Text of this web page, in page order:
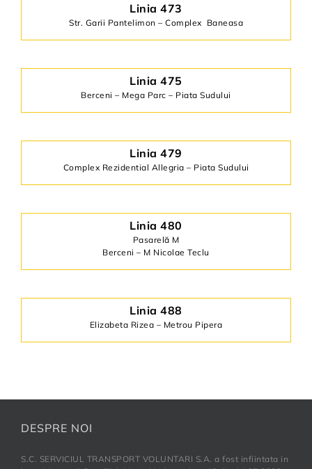
Linia 473
Str. Garii Pantelimon – Complex Baneasa
Linia 475
Berceni – Mega Parc – Piata Sudului
Linia 479
Complex Rezidential Allegria – Piata Sudului
Linia 480
Pasarelă M
Berceni – M Nicolae Teclu
Linia 488
Elizabeta Rizea – Metrou Pipera
DESPRE NOI
S.C. SERVICIUL TRANSPORT VOLUNTARI S.A. a fost infiintata in